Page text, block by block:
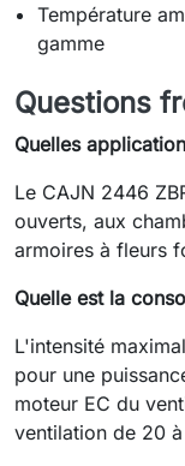
Température
gamme
Questions
Quelles
Le CAJN 2446
ouverts, aux
armoires à fleurs
Quelle est la
L'intensité
pour une
moteur EC du
ventilation de 20